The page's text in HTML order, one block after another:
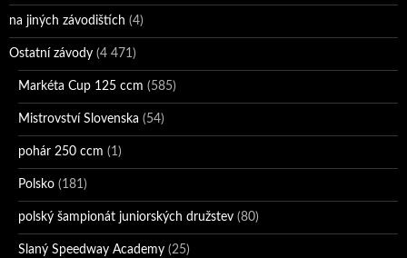
na jiných závodištích (4)
Ostatní závody (4 471)
Markéta Cup 125 ccm (585)
Mistrovství Slovenska (54)
pohár 250 ccm (1)
Polsko (181)
polský šampionát juniorských družstev (80)
Slaný Speedway Academy (25)